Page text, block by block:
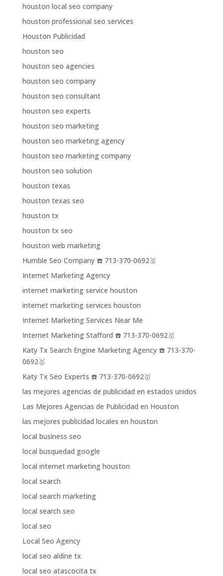
houston local seo company
houston professional seo services
Houston Publicidad
houston seo
houston seo agencies
houston seo company
houston seo consultant
houston seo experts
houston seo marketing
houston seo marketing agency
houston seo marketing company
houston seo solution
houston texas
houston texas seo
houston tx
houston tx seo
houston web marketing
Humble Seo Company ☎️ 713-370-0692🥇
Internet Marketing Agency
internet marketing service houston
internet marketing services houston
Internet Marketing Services Near Me
Internet Marketing Stafford ☎️ 713-370-0692🥇
Katy Tx Search Engine Marketing Agency ☎️ 713-370-
0692🥇
Katy Tx Seo Experts ☎️ 713-370-0692🥇
las mejores agencias de publicidad en estados unidos
Las Mejores Agencias de Publicidad en Houston
las mejores publicidad locales en houston
local business seo
local busquedad google
local internet marketing houston
local search
local search marketing
local search seo
local seo
Local Seo Agency
local seo aldine tx
local seo atascocita tx